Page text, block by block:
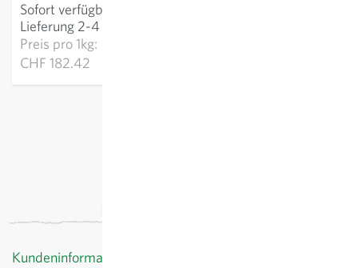
Sofort verfügbar
Lieferung 2-4 Tage
Preis pro1kg:
CHF 182.42
Kundeninformationen